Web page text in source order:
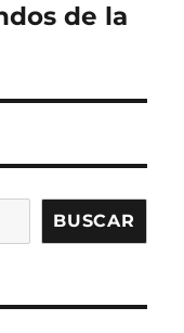
de la
BUSCAR